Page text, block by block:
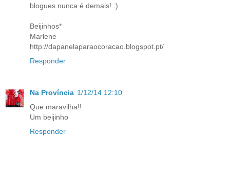
blogues nunca é demais! :)
Beijinhos*
Marlene
http://dapanelaparaocoracao.blogspot.pt/
Responder
Na Província 1/12/14 12:10
Que maravilha!!
Um beijinho
Responder